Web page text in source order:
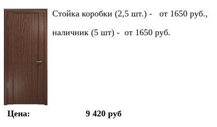
Стойка коробки (2,5 шт.) - от 1650 руб.,
наличник (5 шт) - от 1650 руб.
Цена: 9 420 руб